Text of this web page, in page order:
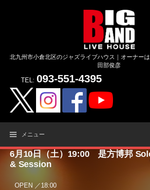
北九州市小倉北区のジャズライブハウス｜オーナーは
田部俊彦
TEL: 093-551-4395
メニュー
6月10日（土）19:00 是方博邦
& Session
OPEN ／18:00